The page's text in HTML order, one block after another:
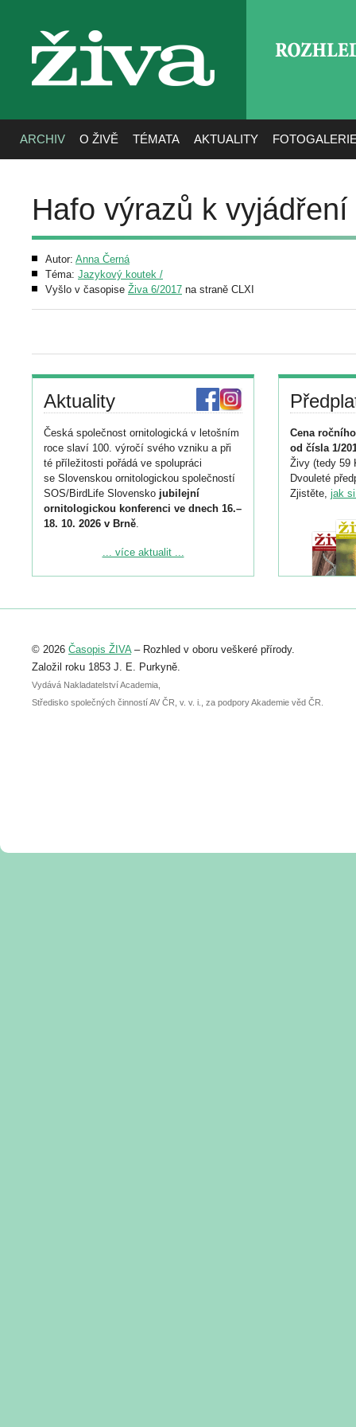
živa
ARCHIV O ŽIVĚ TÉMATA AKTUALITY
Hafo výrazů k
Autor: Anna Černá
Téma: Jazykový koutek /
Vyšlo v časopise Živa 6/2017 na straně CLXI
Aktuality
Česká společnost ornitologická v letošním
roce slaví 100. výročí svého vzniku a při
té příležitosti pořádá ve spolupráci
se Slovenskou ornitologickou společností
SOS/BirdLife Slovensko jubilejní
ornitologickou konferenci ve dnech 16.–
18. 10. 2026 v Brně.
Podrobnější informace ke konferenci
Registrovat se můžete do 6. září.
abstraktu přihlášené přednášky nebo
posteru je už 30. června.
... více aktualit ...
Cena
od čísla 1/
Živy (tedy 59
Dvouleté
Zjistěte, jak
© 2026 Časopis ŽIVA– Rozhled v oboru veškeré přírody.
Založil roku 1853 J. E. Purkyně.
Vydává Nakladatelství Academia,
Středisko společných činností AV ČR, v. v. i., za podpory Akademie věd ČR.